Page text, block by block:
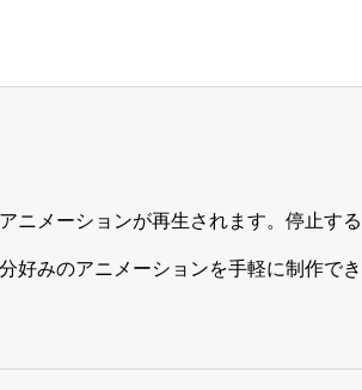
メーションが再生されます。停止す
みのアニメーションを手軽に制作でき